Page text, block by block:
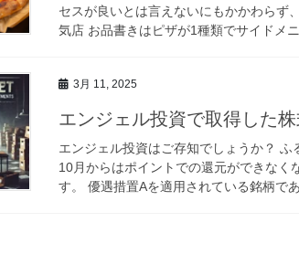
セスが良いとは言えないにもかかわらず
気店 お品書きはピザが1種類でサイドメ
3月 11, 2025
エンジェル投資で取得した
エンジェル投資はご存知でしょうか？
10月からはポイントでの還元ができなく
す。 優遇措置Aを適用されている銘柄で